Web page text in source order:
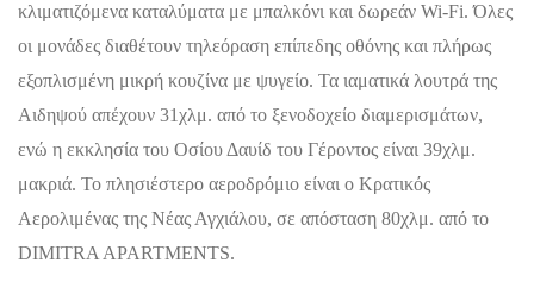
κλιματιζόμενα καταλύματα με μπαλκόνι και δωρεάν Wi-Fi. Όλες
οι μονάδες διαθέτουν τηλεόραση επίπεδης οθόνης και πλήρως
εξοπλισμένη μικρή κουζίνα με ψυγείο. Τα ιαματικά λουτρά της
Αιδηψού απέχουν 31χλμ. από το ξενοδοχείο διαμερισμάτων,
ενώ η εκκλησία του Οσίου Δαυίδ του Γέροντος είναι 39χλμ.
μακριά. Το πλησιέστερο αεροδρόμιο είναι ο Κρατικός
Αερολιμένας της Νέας Αγχιάλου, σε απόσταση 80χλμ. από το
DIMITRA APARTMENTS.